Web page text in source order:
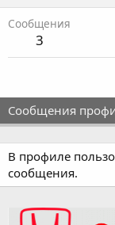
Сообщения
3
Сообщения
В профиле
сообщения.